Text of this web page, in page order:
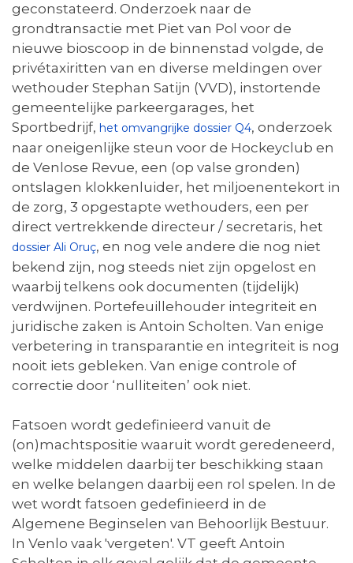
geconstateerd. Onderzoek naar de
grondtransactie met Piet van Pol voor de
nieuwe bioscoop in de binnenstad volgde, de
privétaxiritten van en diverse meldingen over
wethouder Stephan Satijn (VVD), instortende
gemeentelijke parkeergarages, het
Sportbedrijf, het omvangrijke dossier Q4, onderzoek
naar oneigenlijke steun voor de Hockeyclub en
de Venlose Revue, een (op valse gronden)
ontslagen klokkenluider, het miljoenentekort in
de zorg, 3 opgestapte wethouders, een per
direct vertrekkende directeur / secretaris, het
dossier Ali Oruç, en nog vele andere die nog niet
bekend zijn, nog steeds niet zijn opgelost en
waarbij telkens ook documenten (tijdelijk)
verdwijnen. Portefeuillehouder integriteit en
juridische zaken is Antoin Scholten. Van enige
verbetering in transparantie en integriteit is nog
nooit iets gebleken. Van enige controle of
correctie door ‘nulliteiten’ ook niet.
Fatsoen wordt gedefinieerd vanuit de
(on)machtspositie waaruit wordt geredeneerd,
welke middelen daarbij ter beschikking staan
en welke belangen daarbij een rol spelen. In de
wet wordt fatsoen gedefinieerd in de
Algemene Beginselen van Behoorlijk Bestuur.
In Venlo vaak 'vergeten'. VT geeft Antoin